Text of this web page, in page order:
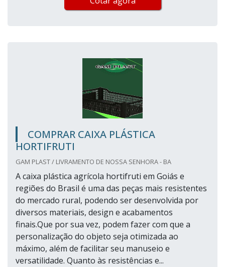
COMPRAR CAIXA PLÁSTICA
HORTIFRUTI
GAM PLAST / LIVRAMENTO DE NOSSA SENHORA - BA
A caixa plástica agrícola hortifruti em Goiás e
regiões do Brasil é uma das peças mais resistentes
do mercado rural, podendo ser desenvolvida por
diversos materiais, design e acabamentos
finais.Que por sua vez, podem fazer com que a
personalização do objeto seja otimizada ao
máximo, além de facilitar seu manuseio e
versatilidade. Quanto às resistências e...